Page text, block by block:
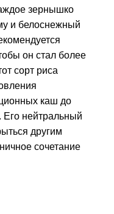
зернышко
и белоснежный
он стал более
сорт риса
каш до
Его нейтральный
другим
сочетание